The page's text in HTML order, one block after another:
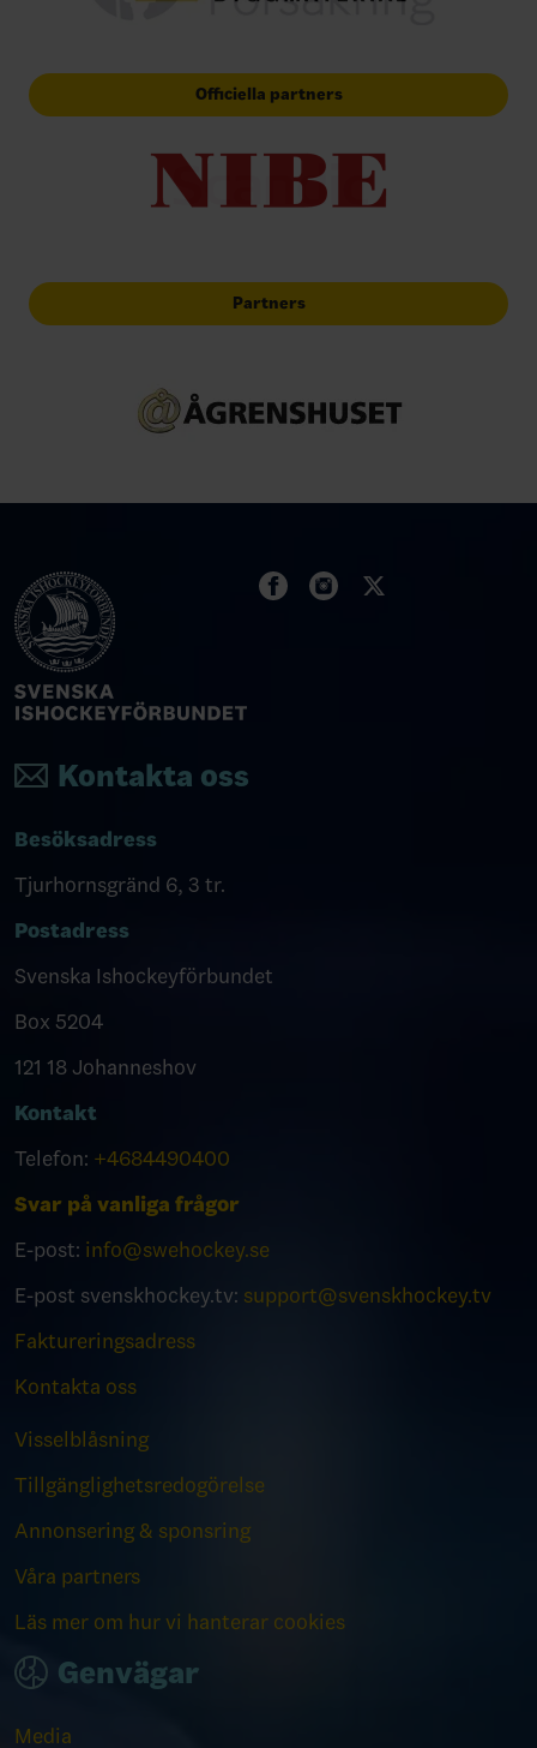
Officiella partners
Partners
Kontakta oss
Besöksadress
Tjurhornsgränd 6, 3 tr.
Postadress
Svenska Ishockeyförbundet
Box 5204
121 18 Johanneshov
Kontakt
Telefon: +4684490400
Svar på vanliga frågor
E-post: info@swehockey.se
E-post svenskhockey.tv: support@svenskhockey.tv
Faktureringsadress
Kontakta oss
Visselblåsning
Tillgänglighetsredogörelse
Annonsering & sponsring
Våra partners
Läs mer om hur vi hanterar cookies
Genvägar
Media